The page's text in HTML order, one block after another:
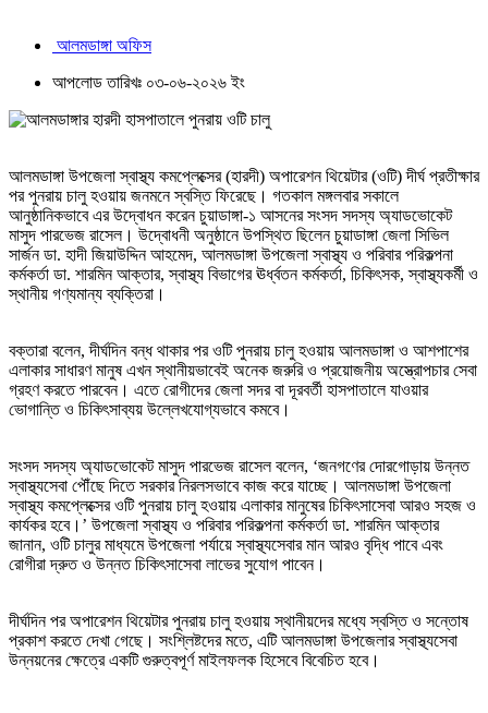
আলমডাঙ্গা অফিস
আপলোড তারিখঃ ০৩-০৬-২০২৬ ইং
আলমডাঙ্গা উপজেলা স্বাস্থ্য কমপ্লেক্সের (হারদী) অপারেশন থিয়েটার (ওটি) দীর্ঘ প্রতীক্ষার
পর পুনরায় চালু হওয়ায় জনমনে স্বস্তি ফিরেছে। গতকাল মঙ্গলবার সকালে
আনুষ্ঠানিকভাবে এর উদ্বোধন করেন চুয়াডাঙ্গা-১ আসনের সংসদ সদস্য অ্যাডভোকেট
মাসুদ পারভেজ রাসেল। উদ্বোধনী অনুষ্ঠানে উপস্থিত ছিলেন চুয়াডাঙ্গা জেলা সিভিল
সার্জন ডা. হাদী জিয়াউদ্দিন আহমেদ, আলমডাঙ্গা উপজেলা স্বাস্থ্য ও পরিবার পরিকল্পনা
কর্মকর্তা ডা. শারমিন আক্তার, স্বাস্থ্য বিভাগের ঊর্ধ্বতন কর্মকর্তা, চিকিৎসক, স্বাস্থ্যকর্মী ও
স্থানীয় গণ্যমান্য ব্যক্তিরা।
বক্তারা বলেন, দীর্ঘদিন বন্ধ থাকার পর ওটি পুনরায় চালু হওয়ায় আলমডাঙ্গা ও আশপাশের
এলাকার সাধারণ মানুষ এখন স্থানীয়ভাবেই অনেক জরুরি ও প্রয়োজনীয় অস্ত্রোপচার সেবা
গ্রহণ করতে পারবেন। এতে রোগীদের জেলা সদর বা দূরবর্তী হাসপাতালে যাওয়ার
ভোগান্তি ও চিকিৎসাব্যয় উল্লেখযোগ্যভাবে কমবে।
সংসদ সদস্য অ্যাডভোকেট মাসুদ পারভেজ রাসেল বলেন, ‘জনগণের দোরগোড়ায় উন্নত
স্বাস্থ্যসেবা পৌঁছে দিতে সরকার নিরলসভাবে কাজ করে যাচ্ছে। আলমডাঙ্গা উপজেলা
স্বাস্থ্য কমপ্লেক্সের ওটি পুনরায় চালু হওয়ায় এলাকার মানুষের চিকিৎসাসেবা আরও সহজ ও
কার্যকর হবে।’ উপজেলা স্বাস্থ্য ও পরিবার পরিকল্পনা কর্মকর্তা ডা. শারমিন আক্তার
জানান, ওটি চালুর মাধ্যমে উপজেলা পর্যায়ে স্বাস্থ্যসেবার মান আরও বৃদ্ধি পাবে এবং
রোগীরা দ্রুত ও উন্নত চিকিৎসাসেবা লাভের সুযোগ পাবেন।
দীর্ঘদিন পর অপারেশন থিয়েটার পুনরায় চালু হওয়ায় স্থানীয়দের মধ্যে স্বস্তি ও সন্তোষ
প্রকাশ করতে দেখা গেছে। সংশ্লিষ্টদের মতে, এটি আলমডাঙ্গা উপজেলার স্বাস্থ্যসেবা
উন্নয়নের ক্ষেত্রে একটি গুরুত্বপূর্ণ মাইলফলক হিসেবে বিবেচিত হবে।